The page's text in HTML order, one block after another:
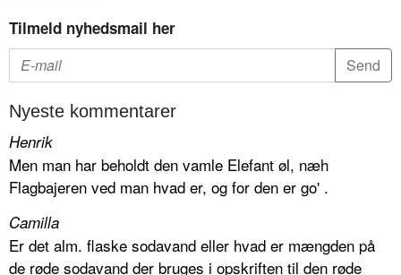
Tilmeld nyhedsmail her
Nyeste kommentarer
Henrik
Men man har beholdt den vamle Elefant øl, næh
Flagbajeren ved man hvad er, og for den er go' .
Camilla
Er det alm. flaske sodavand eller hvad er mængden på
de røde sodavand der bruges i opskriften til den røde